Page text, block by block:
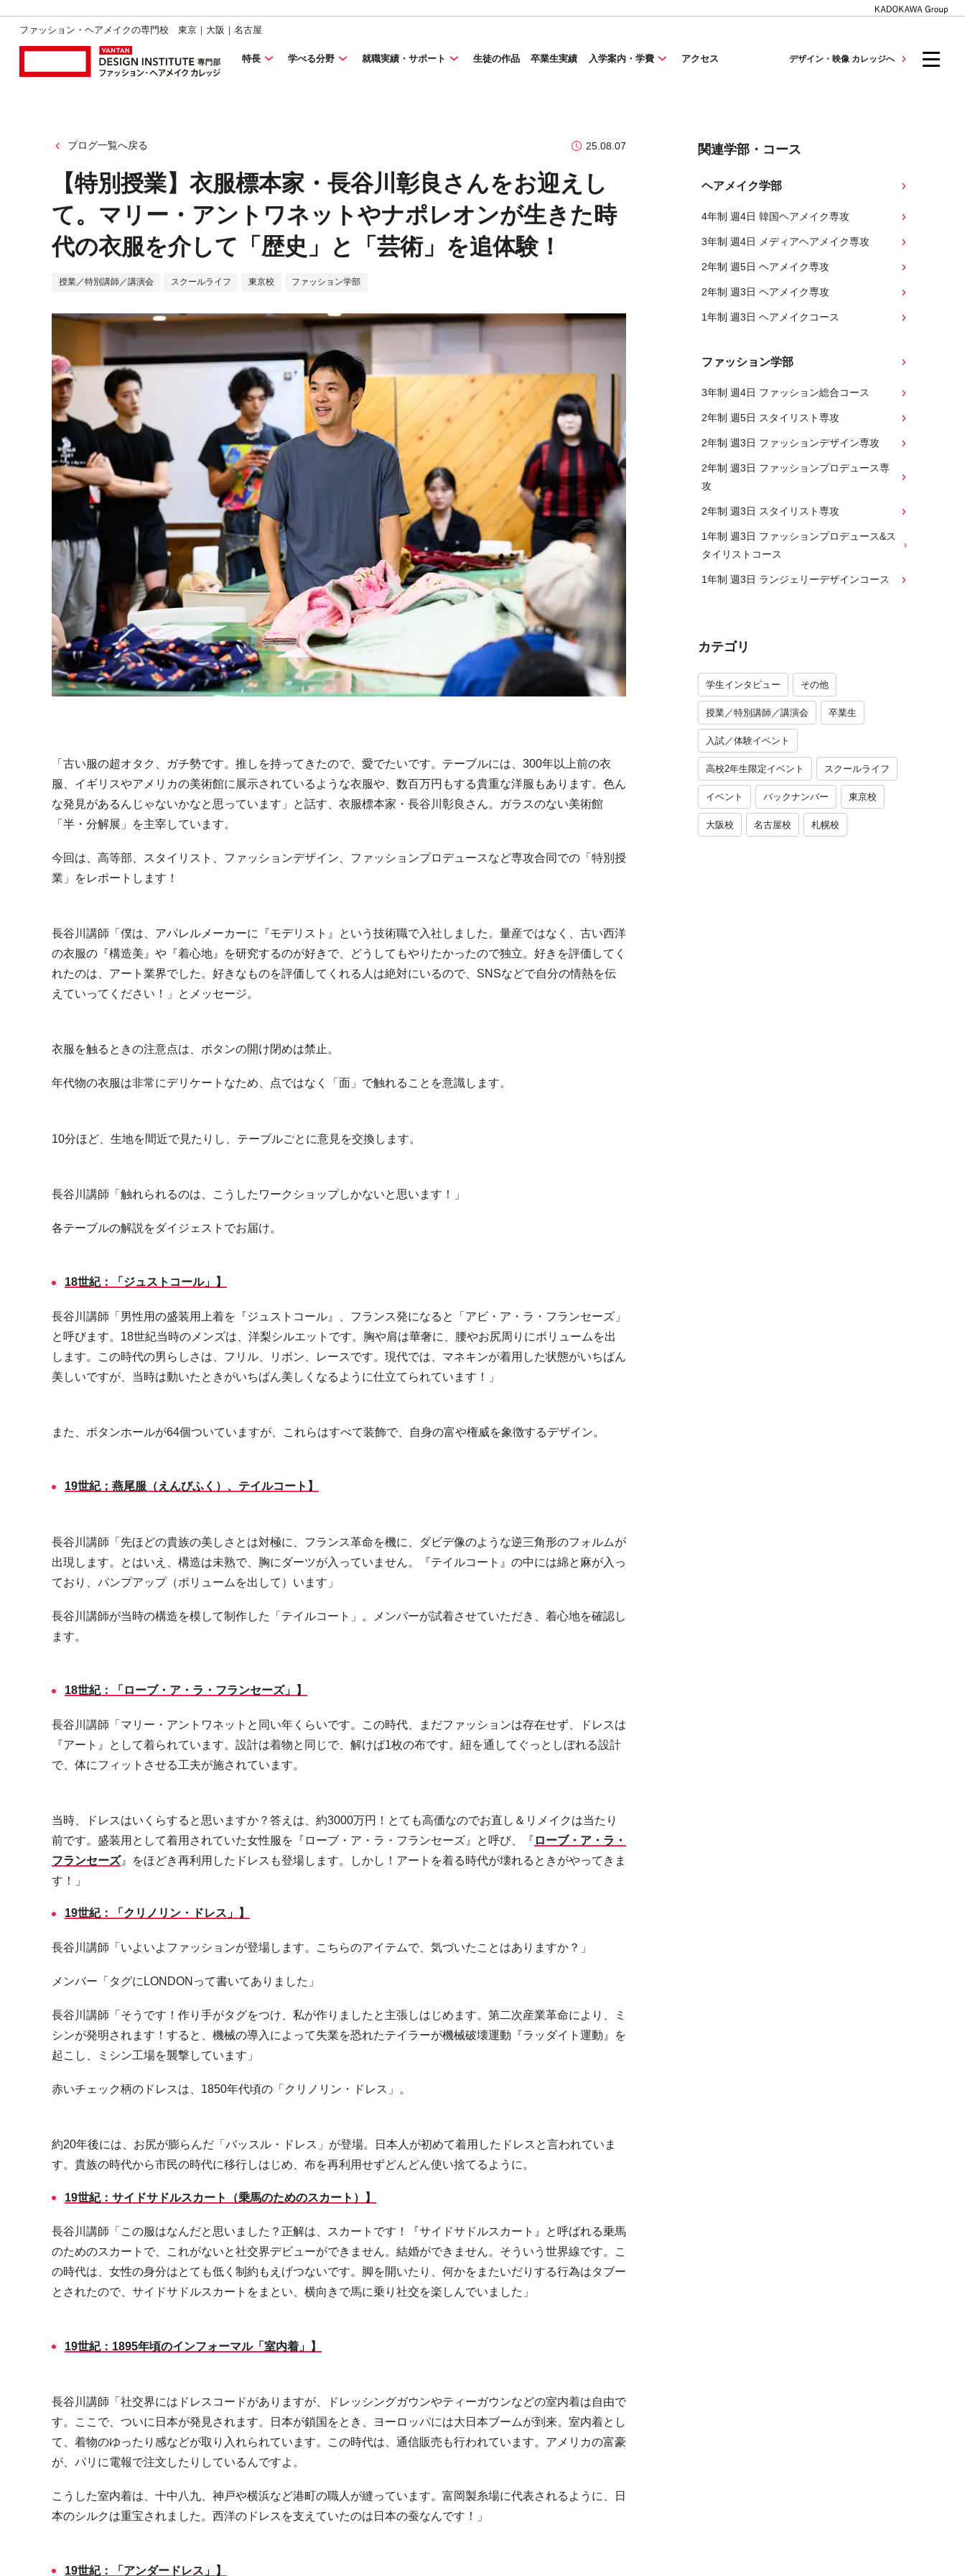
ファッション・ヘアメイクの専門校 東京｜大阪｜名古屋
特長 学べる分野 就職実績・サポート 生徒の作品 卒業生実績 入学案内・学費 アクセス デザイン・映像 カレッジへ
ブログ一覧へ戻る 25.08.07
【特別授業】衣服標本家・長谷川彰良さんをお迎えし
て。マリー・アントワネットやナポレオンが生きた時
代の衣服を介して「歴史」と「芸術」を追体験！
授業／特別講師／講演会 スクールライフ 東京校 ファッション学部
「古い服の超オタク、ガチ勢です。推しを持ってきたので、愛でたいです。テーブルには、 300年以上前の衣
服、イギリスやアメリカの美術館に展示されているような衣服や、数百万円もする貴重な洋服もあります。色ん
な発見があるんじゃないかなと思っています」と話す、衣服標本家・長谷川彰良さん。ガラスのない美術館
「半・分解展」を主宰しています。
今回は、高等部、スタイリスト、ファッションデザイン、ファッションプロデュースなど専攻合同での「特別授
業」をレポートします！
長谷川講師「僕は、アパレルメーカーに『モデリスト』という技術職で入社しました。量産ではなく、古い西洋
の衣服の『構造美』や『着心地』を研究するのが好きで、どうしてもやりたかったので独立。好きを評価してく
れたのは、アート業界でした。好きなものを評価してくれる人は絶対にいるので、 SNSなどで自分の情熱を伝
えていってください！」とメッセージ。
衣服を触るときの注意点は、ボタンの開け閉めは禁止。
年代物の衣服は非常にデリケートなため、点ではなく「面」で触れることを意識します。
10分ほど、生地を間近で見たりし、テーブルごとに意見を交換します。
長谷川講師「触れられるのは、こうしたワークショップしかないと思います！」
各テーブルの解説をダイジェストでお届け。
18世紀：「ジュストコール」】
長谷川講師「男性用の盛装用上着を『ジュストコール』、フランス発になると「アビ・ア・ラ・フランセーズ」
と呼びます。 18世紀当時のメンズは、洋梨シルエットです。胸や肩は華奢に、腰やお尻周りにボリュームを出
します。この時代の男らしさは、フリル、リボン、レースです。現代では、マネキンが着用した状態がいちばん
美しいですが、当時は動いたときがいちばん美しくなるように仕立てられています！」
また、ボタンホールが64個ついていますが、これらはすべて装飾で、自身の富や権威を象徴するデザイン。
19世紀；燕尾服（えんびふく）、テイルコート】
長谷川講師「先ほどの貴族の美しさとは対極に、フランス革命を機に、ダビデ像のような逆三角形のフォルムが
出現します。とはいえ、構造は未熟で、胸にダーツが入っていません。『テイルコート』の中には綿と麻が入っ
ており、パンプアップ（ボリュームを出して）います」
長谷川講師が当時の構造を模して制作した「テイルコート」。メンバーが試着させていただき、着心地を確認し
ます。
18世紀：「ローブ・ア・ラ・フランセーズ」】
長谷川講師「マリー・アントワネットと同い年くらいです。この時代、まだファッションは存在せず、ドレスは
『アート』として着られています。設計は着物と同じで、解けば1枚の布です。紐を通してぐっとしぼれる設計
で、体にフィットさせる工夫が施されています。
当時、ドレスはいくらすると思いますか？答えは、約3000万円！とても高価なのでお直し＆リメイクは当たり
前です。盛装用として着用されていた女性服を『ローブ・ア・ラ・フランセーズ』と呼び、『 ローブ・ア・ラ・
フランセーズ』をほどき再利用したドレスも登場します。しかし！アートを着る時代が壊れるときがやってきま
す！」
19世紀：「クリノリン・ドレス」】
長谷川講師「いよいよファッションが登場します。こちらのアイテムで、気づいたことはありますか？」
メンバー「タグに LONDON って書いてありました」
長谷川講師「そうです！作り手がタグをつけ、私が作りましたと主張しはじめます。第二次産業革命により、ミ
シンが発明されます！すると、機械の導入によって失業を恐れたテイラーが機械破壊運動『ラッダイト運動』を
起こし、ミシン工場を襲撃しています」
赤いチェック柄のドレスは、 1850年代頃の「クリノリン・ドレス」。
約20年後には、お尻が膨らんだ「バッスル・ドレス」が登場。日本人が初めて着用したドレスと言われていま
す。貴族の時代から市民の時代に移行しはじめ、布を再利用せずどんどん使い捨てるように。
19世紀：サイドサドルスカート（乗馬のためのスカート）】
長谷川講師「この服はなんだと思いました？正解は、スカートです！『サイドサドルスカート』と呼ばれる乗馬
のためのスカートで、これがないと社交界デビューができません。結婚ができません。そういう世界線です。こ
の時代は、女性の身分はとても低く制約もえげつないです。脚を開いたり、何かをまたいだりする行為はタブー
とされたので、サイドサドルスカートをまとい、横向きで馬に乗り社交を楽しんでいました」
19世紀： 1895年頃のインフォーマル「室内着」】
長谷川講師「社交界にはドレスコードがありますが、ドレッシングガウンやティーガウンなどの室内着は自由で
す。ここで、ついに日本が発見されます。日本が鎖国をとき、ヨーロッパには大日本ブームが到来。室内着とし
て、着物のゆったり感などが取り入れられています。この時代は、通信販売も行われています。アメリカの富豪
が、パリに電報で注文したりしているんですよ。
こうした室内着は、十中八九、神戸や横浜など港町の職人が縫っています。富岡製糸場に代表されるように、日
本のシルクは重宝されました。西洋のドレスを支えていたのは日本の蚕なんです！」
19世紀：「アンダードレス」】
関連学部・コース
ヘアメイク学部
4年制 週4日 韓国ヘアメイク専攻
3年制 週4日 メディアヘアメイク専攻
2年制 週5日 ヘアメイク専攻
2年制 週3日 ヘアメイク専攻
1年制 週3日 ヘアメイクコース
ファッション学部
3年制 週4日 ファッション総合コース
2年制 週5日 スタイリスト専攻
2年制 週3日 ファッションデザイン専攻
2年制 週3日 ファッションプロデュース専
攻
2年制 週3日 スタイリスト専攻
1年制 週3日 ファッションプロデュース&ス
タイリストコース
1年制 週3日 ランジェリーデザインコース
カテゴリ
学生インタビュー その他
授業／特別講師／講演会 卒業生
入試／体験イベント
高校2年生限定イベント スクールライフ
イベント バックナンバー 東京校
大阪校 名古屋校 札幌校